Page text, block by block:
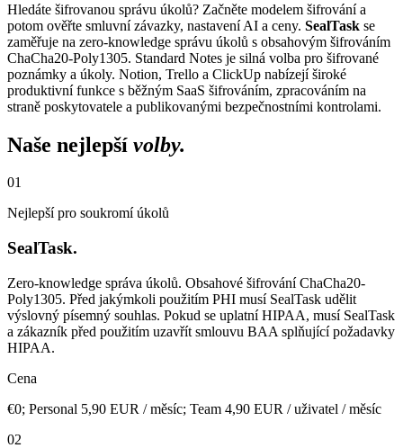
Hledáte šifrovanou správu úkolů? Začněte modelem šifrování a
potom ověřte smluvní závazky, nastavení AI a ceny. SealTask se
zaměřuje na zero-knowledge správu úkolů s obsahovým šifrováním
ChaCha20-Poly1305. Standard Notes je silná volba pro šifrované
poznámky a úkoly. Notion, Trello a ClickUp nabízejí široké
produktivní funkce s běžným SaaS šifrováním, zpracováním na
straně poskytovatele a publikovanými bezpečnostními kontrolami.
Naše nejlepší volby.
01
Nejlepší pro soukromí úkolů
SealTask.
Zero-knowledge správa úkolů. Obsahové šifrování ChaCha20-
Poly1305. Před jakýmkoli použitím PHI musí SealTask udělit
výslovný písemný souhlas. Pokud se uplatní HIPAA, musí SealTask
a zákazník před použitím uzavřít smlouvu BAA splňující požadavky
HIPAA.
Cena
€0; Personal 5,90 EUR / měsíc; Team 4,90 EUR / uživatel / měsíc
02